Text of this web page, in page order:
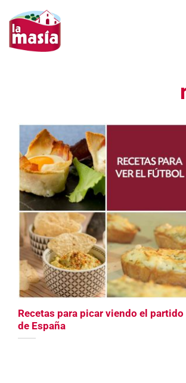
contenido
Recetas para picar viendo el partido
de España